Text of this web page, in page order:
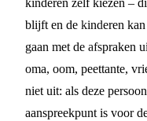
kinderen zelf kiezen –
blijft en de kinderen
gaan met de afspraken
oma, oom, peettante,
niet uit: als deze
aanspreekpunt is voor